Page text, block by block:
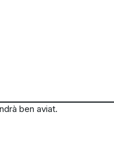
ben aviat.